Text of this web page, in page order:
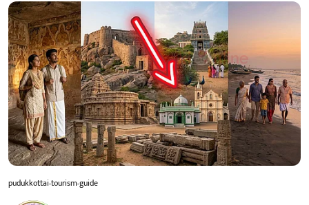
pudukkottai-tourism-guide